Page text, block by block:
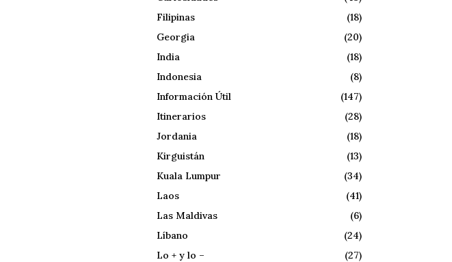
Filipinas
(18)
Georgia
(20)
India
(18)
Indonesia
(8)
Información Útil
(147)
Itinerarios
(28)
Jordania
(18)
Kirguistán
(13)
Kuala Lumpur
(34)
Laos
(41)
Las Maldivas
(6)
Líbano
(24)
Lo + y lo –
(27)